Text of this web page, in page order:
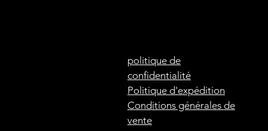
politique de
confidentialité
Politique d'expédition
Conditions générales de
vente